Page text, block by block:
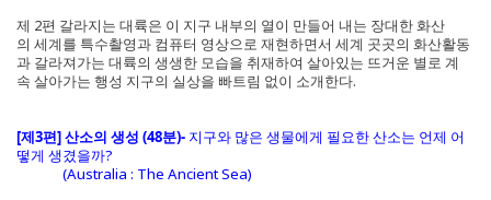
제 2편 갈라지는 대륙은 이 지구 내부의 열이 만들어 내는 장대한 화산
의 세계를 특수촬영과 컴퓨터 영상으로 재현하면서 세계 곳곳의 화산활동
과 갈라져가는 대륙의 생생한 모습을 취재하여 살아있는 뜨거운 별로 계
속 살아가는 행성 지구의 실상을 빠트림 없이 소개한다.
[제3편] 산소의 생성 (48분)- 지구와 많은 생물에게 필요한 산소는 언제 어
떻게 생겼을까?
(Australia : The Ancient Sea)